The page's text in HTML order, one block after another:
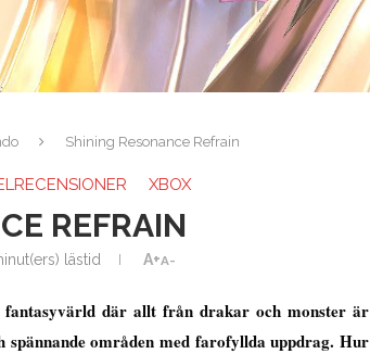
Shining Resonance Refrain
XBOX
REFRAIN
lästid A+A-
där allt från drakar och monster är
områden med farofyllda uppdrag. Hur